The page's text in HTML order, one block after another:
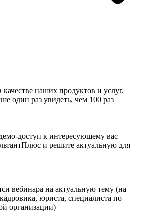
наших продуктов и услуг,
один раз увидеть, чем 100 раз
доступ к интересующему вас
и решите актуальную для
вебинара на актуальную тему (на
юриста, специалиста по
организации)